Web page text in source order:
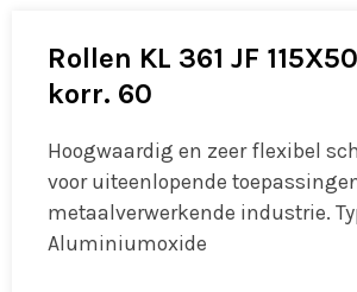
Rollen KL 361 JF
korr. 60
Hoogwaardig en zeer flexibel
voor uiteenlopende
metaalverwerkende industrie.
Aluminiumoxide